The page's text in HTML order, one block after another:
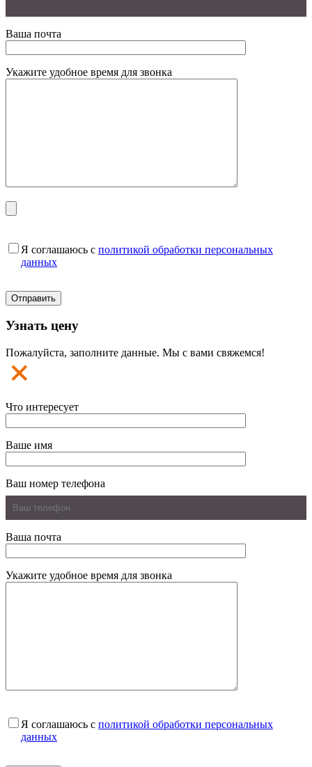
Ваша почта
Укажите удобное время для звонка
Я соглашаюсь с политикой обработки персональных
данных
Узнать цену
Пожалуйста, заполните данные. Мы с вами свяжемся!
Что интересует
Ваше имя
Ваш номер телефона
Ваша почта
Укажите удобное время для звонка
Я соглашаюсь с политикой обработки персональных
данных